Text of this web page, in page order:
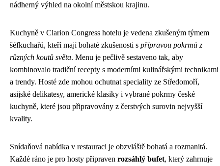
nádherný výhled na okolní městskou krajinu.
Kuchyně v Clarion Congress hotelu je vedena zkušeným týmem
šéfkuchařů, kteří mají bohaté zkušenosti s přípravou pokrmů z
různých koutů světa. Menu je pečlivě sestaveno tak, aby
kombinovalo tradiční recepty s moderními kulinářskými technikami
a trendy. Hosté zde mohou ochutnat speciality ze Středomoří,
asijské delikatesy, americké klasiky i vybrané pokrmy české
kuchyně, které jsou připravovány z čerstvých surovin nejvyšší
kvality.
Snídaňová nabídka v restauraci je obzvláště bohatá a rozmanitá.
Každé ráno je pro hosty připraven rozsáhlý bufet, který zahrnuje